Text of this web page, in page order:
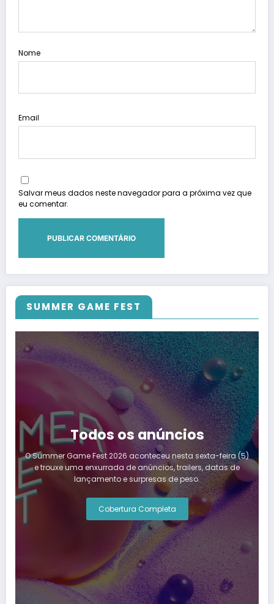
Nome
Email
Salvar meus dados neste navegador para a próxima vez que
eu comentar.
SUMMER GAME FEST
Todos os anúncios
O Summer Game Fest 2026 aconteceu nesta sexta-feira (5)
e trouxe uma enxurrada de anúncios, trailers, datas de
lançamento e surpresas de peso.
Cobertura Completa